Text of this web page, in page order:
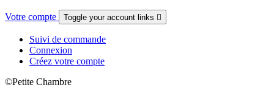
Votre compte Toggle your account links 
Suivi de commande
Connexion
Créez votre compte
©Petite Chambre